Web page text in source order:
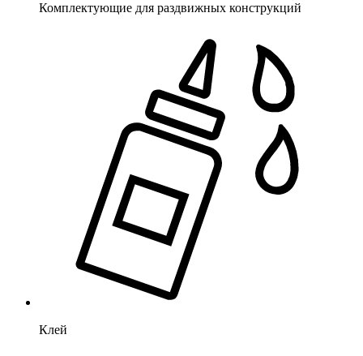
Комплектующие для раздвижных конструкций
Клей